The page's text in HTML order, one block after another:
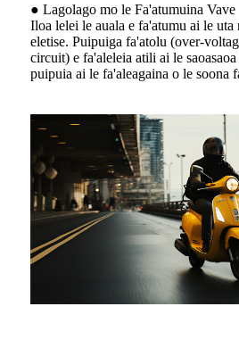
● Lagolago mo le Fa'atumuina Vave
Iloa lelei le auala e fa'atumu ai le
eletise. Puipuiga fa'atolu (over-
circuit) e fa'aleleia atili ai le
puipuia ai le fa'aleagaina o le soona